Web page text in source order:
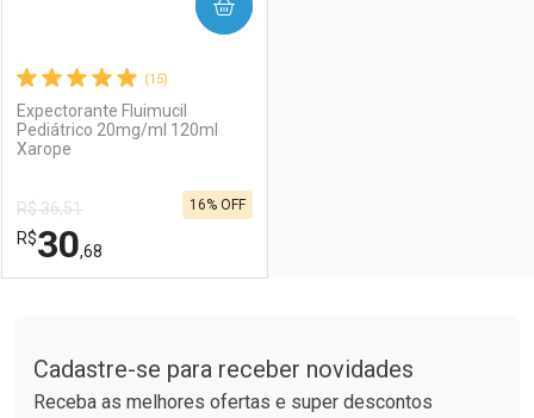
(15)
Expectorante Fluimucil
Pediátrico 20mg/ml 120ml
Xarope
R$ 36,51
R$30,68
16% OFF
COMPRAR
Laboratório
Por Menos
Cadastre-se para receber novidades
Receba as melhores ofertas e super descontos